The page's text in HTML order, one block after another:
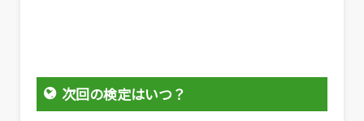
次回の検定はいつ？